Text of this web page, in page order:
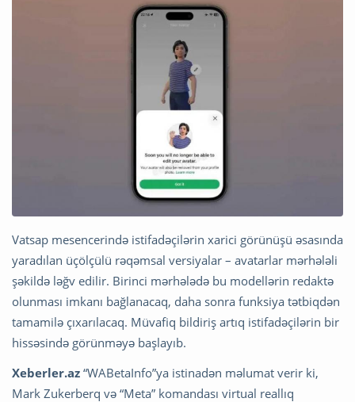
Vatsap mesencerində istifadəçilərin xarici görünüşü əsasında
yaradılan üçölçülü rəqəmsal versiyalar – avatarlar mərhələli
şəkildə ləğv edilir. Birinci mərhələdə bu modellərin redaktə
olunması imkanı bağlanacaq, daha sonra funksiya tətbiqdən
tamamilə çıxarılacaq. Müvafiq bildiriş artıq istifadəçilərin bir
hissəsində görünməyə başlayıb.
Xeberler.az “WABetaInfo”ya istinadən məlumat verir ki,
Mark Zukerberq və “Meta” komandası virtual reallıq